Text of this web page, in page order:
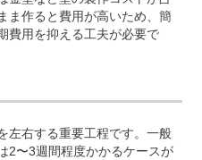
ま作ると費用が高いため、簡
費用を抑える工夫が必要で
左右する重要工程です。一般
2〜3週間程度かかるケースが